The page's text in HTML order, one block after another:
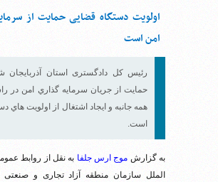
اولویت دستگاه قضایی حمایت از
امن است
رئیس کل دادگستری استان
حمايت از جريان سرمايه گذاري امن در
همه جانبه و ايجاد اشتغال از اولويت هاي
است.
به گزارش موج ارس جلفا به نقل از روابط
الملل سازمان منطقه آزاد تجاری و